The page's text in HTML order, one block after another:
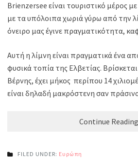
Brienzersee είναι τουριστικό μέρος
με τα υπόλοιπα χωριά γύρω από την
όνειρο μας έγινε πραγματικότητα,
Αυτή η λίμνη είναι πραγματικά ένα
φυσικά τοπία της Ελβετίας.
Βέρνης, έχει μήκος περίπου 14
είναι δηλαδή μακρόστενη σαν
Continue Reading
FILED UNDER: Ευρώπη